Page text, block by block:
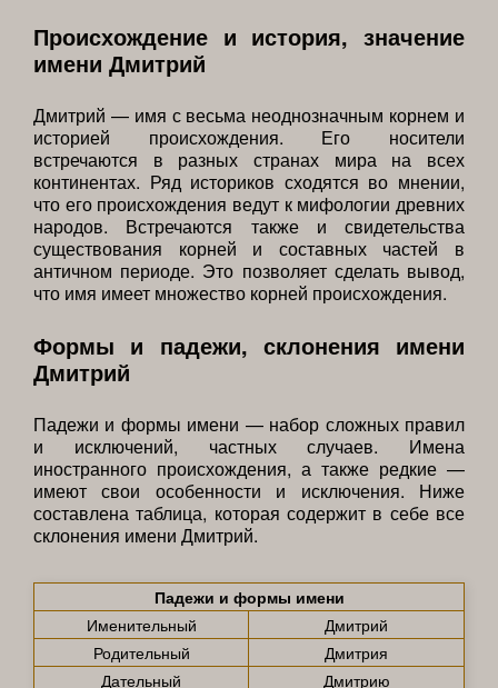
Происхождение и история, значение
имени Дмитрий
Дмитрий — имя с весьма неоднозначным корнем и
историей происхождения. Его носители
встречаются в разных странах мира на всех
континентах. Ряд историков сходятся во мнении,
что его происхождения ведут к мифологии древних
народов. Встречаются также и свидетельства
существования корней и составных частей в
античном периоде. Это позволяет сделать вывод,
что имя имеет множество корней происхождения.
Формы и падежи, склонения имени
Дмитрий
Падежи и формы имени — набор сложных правил
и исключений, частных случаев. Имена
иностранного происхождения, а также редкие —
имеют свои особенности и исключения. Ниже
составлена таблица, которая содержит в себе все
склонения имени Дмитрий.
Падежи и формы имени
Именительный
Дмитрий
Родительный
Дмитрия
Дательный
Дмитрию